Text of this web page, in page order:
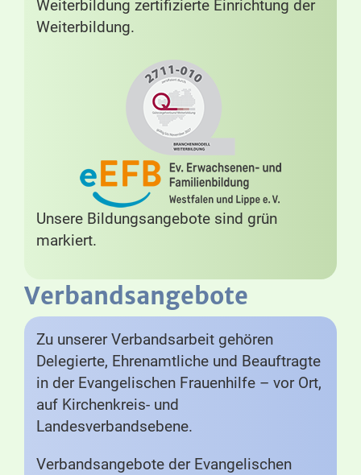
Weiterbildung zertifizierte Einrichtung der
Weiterbildung.
Unsere Bildungsangebote sind grün
markiert.
Verbandsangebote
Zu unserer Verbandsarbeit gehören
Delegierte, Ehrenamtliche und Beauftragte
in der Evangelischen Frauenhilfe – vor Ort,
auf Kirchenkreis- und
Landesverbandsebene.
Verbandsangebote der Evangelischen